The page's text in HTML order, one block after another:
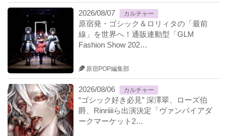
2026/08/07 カルチャー
原宿発・ゴシック＆ロリィタの「最前
線」を世界へ！通販連動型「GLM
Fashion Show 202…
原宿POP編集部
2026/08/06 カルチャー
“ゴシック好き必見” 深澤翠、ローズ伯
爵、Rinriiiiら出演決定「ヴァンパイアダ
ークマーケット2…